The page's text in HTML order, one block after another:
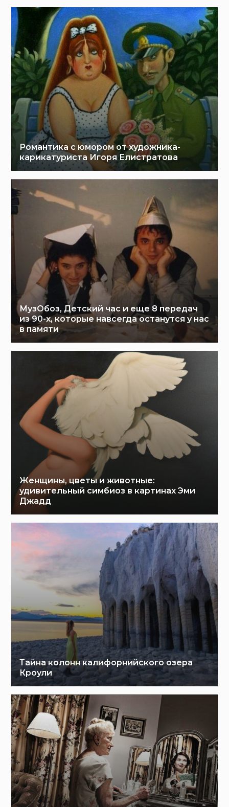
Романтика с юмором от художника-
карикатуриста Игоря Елистратова
МузОбоз, Детский час и еще 8 передач
из 90-х, которые навсегда останутся у нас
в памяти
Женщины, цветы и животные:
удивительный симбиоз в картинах Эми
Джадд
Тайна колонн калифорнийского озера
Кроули